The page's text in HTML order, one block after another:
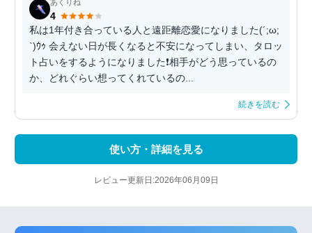
あくりね
4
私は1年付き合っている人と遠距離恋愛になりました(´;ω;
`)ｳｩ 会えない日が長くなると不安になってしまい、タロッ
ト占いをするようになりました❗相手がどう思っているの
か、どれぐらい想ってくれているの...
続きを読む
使い方・詳細を見る
レビュー更新日:2026年06月09日